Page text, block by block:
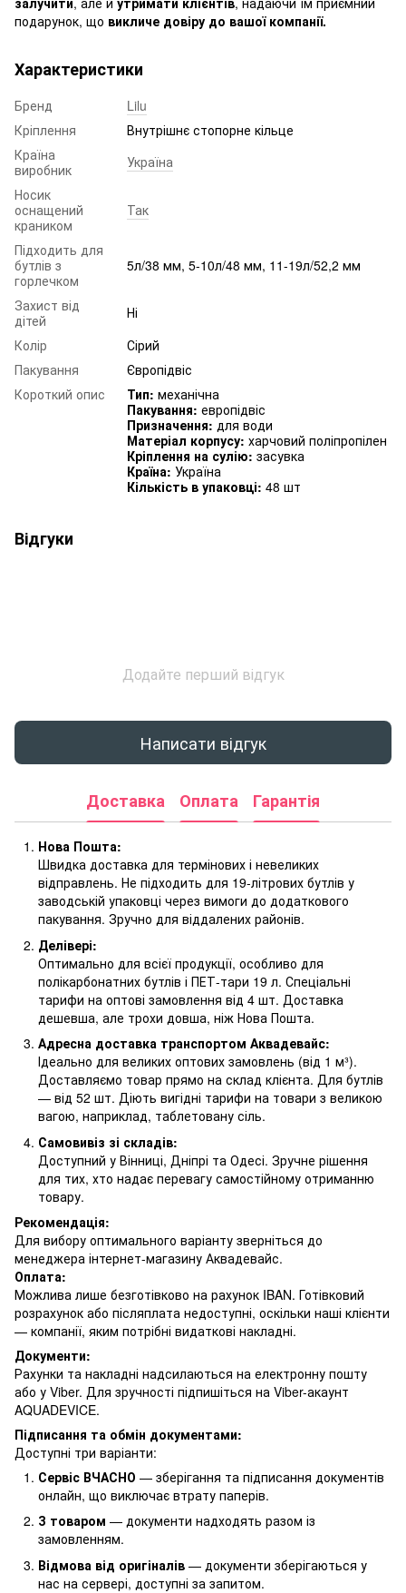
подарунок, що викличе довіру до вашої компанії.
Характеристики
Бренд
Lilu
Кріплення
Внутрішнє стопорне кільце
Країна
виробник
Україна
Носик
оснащений
краником
Так
Підходить для
бутлів з
горлечком
5л/38 мм, 5-10л/48 мм, 11-19л/52,2 мм
Захист від
дітей
Ні
Колір
Сірий
Пакування
Європідвіс
Короткий опис
Тип: механічна
Пакування: европідвіс
Призначення: для води
Матеріал корпусу: харчовий поліпропілен
Кріплення на сулію: засувка
Країна: Україна
Кількість в упаковці: 48 шт
Відгуки
Додайте перший відгук
Написати відгук
Доставка Оплата Гарантія
Нова Пошта:
Швидка доставка для термінових і невеликих
відправлень. Не підходить для 19-літрових бутлів у
заводській упаковці через вимоги до додаткового
пакування. Зручно для віддалених районів.
Делівері:
Оптимально для всієї продукції, особливо для
полікарбонатних бутлів і ПЕТ-тари 19 л. Спеціальні
тарифи на оптові замовлення від 4 шт. Доставка
дешевша, але трохи довша, ніж Нова Пошта.
Адресна доставка транспортом Аквадевайс:
Ідеально для великих оптових замовлень (від 1 м³).
Доставляємо товар прямо на склад клієнта. Для бутлів
— від 52 шт. Діють вигідні тарифи на товари з великою
вагою, наприклад, таблетовану сіль.
Самовивіз зі складів:
Доступний у Вінниці, Дніпрі та Одесі. Зручне рішення
для тих, хто надає перевагу самостійному отриманню
товару.
Рекомендація:
Для вибору оптимального варіанту зверніться до
менеджера інтернет-магазину Аквадевайс.
Оплата:
Можлива лише безготівково на рахунок IBAN. Готівковий
розрахунок або післяплата недоступні, оскільки наші клієнти
— компанії, яким потрібні видаткові накладні.
Документи:
Рахунки та накладні надсилаються на електронну пошту
або у Viber. Для зручності підпишіться на Viber-акаунт
AQUADEVICE.
Підписання та обмін документами:
Доступні три варіанти:
Сервіс ВЧАСНО — зберігання та підписання документів
онлайн, що виключає втрату паперів.
З товаром — документи надходять разом із
замовленням.
Відмова від оригіналів — документи зберігаються у
нас на сервері, доступні за запитом.